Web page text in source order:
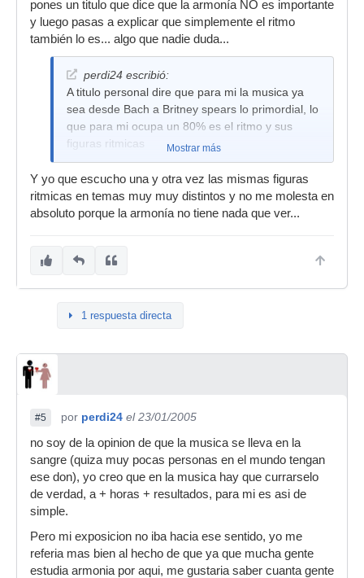
pones un titulo que dice que la armonía NO es importante
y luego pasas a explicar que simplemente el ritmo
también lo es... algo que nadie duda...
perdi24 escribió:
A titulo personal dire que para mi la musica ya
sea desde Bach a Britney spears lo primordial, lo
que para mi ocupa un 80% es el ritmo y sus
figuras ritmicas
Mostrar más
Y yo que escucho una y otra vez las mismas figuras
ritmicas en temas muy muy distintos y no me molesta en
absoluto porque la armonía no tiene nada que ver...
1 respuesta directa
#5 por perdi24 el 23/01/2005
no soy de la opinion de que la musica se lleva en la
sangre (quiza muy pocas personas en el mundo tengan
ese don), yo creo que en la musica hay que currarselo
de verdad, a + horas + resultados, para mi es asi de
simple.
Pero mi exposicion no iba hacia ese sentido, yo me
referia mas bien al hecho de que ya que mucha gente
estudia armonia por aqui, me gustaria saber cuanta gente